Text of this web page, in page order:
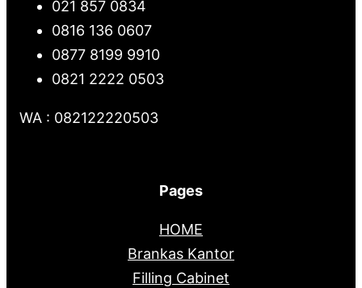
021 857 0834
0816 136 0607
0877 8199 9910
0821 2222 0503
WA : 082122220503
Pages
HOME
Brankas Kantor
Filling Cabinet